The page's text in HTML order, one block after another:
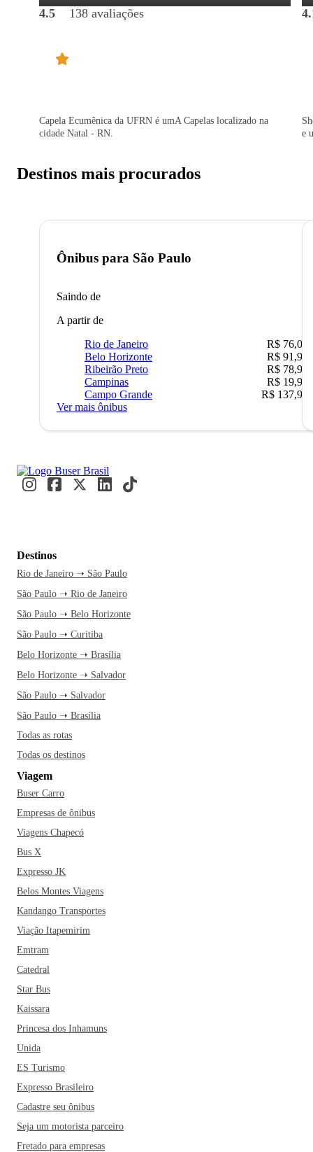
4.5 138 avaliações
Capela Ecumênica da UFRN é umA Capelas localizado na
cidade Natal - RN.
e
Destinos mais procurados
Ônibus para São Paulo
Saindo de
A partir de
Rio de Janeiro
R$ 76,09
Belo Horizonte
R$ 91,90
Ribeirão Preto
R$ 78,90
Campinas
R$ 19,90
Campo Grande
R$ 137,90
Ver mais ônibus
Destinos
Rio de Janeiro ➝ São Paulo
São Paulo ➝ Rio de Janeiro
São Paulo ➝ Belo Horizonte
São Paulo ➝ Curitiba
Belo Horizonte ➝ Brasília
Belo Horizonte ➝ Salvador
São Paulo ➝ Salvador
São Paulo ➝ Brasília
Todas as rotas
Todas os destinos
Viagem
Buser Carro
Empresas de ônibus
Viagens Chapecó
Bus X
Expresso JK
Belos Montes Viagens
Kandango Transportes
Viação Itapemirim
Emtram
Catedral
Star Bus
Kaissara
Princesa dos Inhamuns
Unida
ES Turismo
Expresso Brasileiro
Cadastre seu ônibus
Seja um motorista parceiro
Fretado para empresas